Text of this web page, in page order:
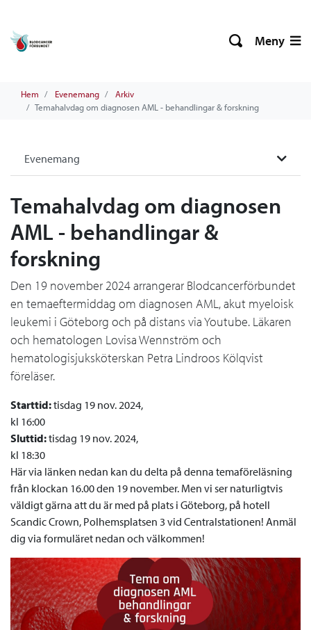
Meny
Hem Evenemang
Arkiv
Temahalvdag om diagnosen AML - behandlingar & forskning
Evenemang
Temahalvdag om diagnosen
AML - behandlingar &
forskning
Den 19 november 2024 arrangerar Blodcancerförbundet
en temaeftermiddag om diagnosen AML, akut myeloisk
leukemi i Göteborg och på distans via Youtube. Läkaren
och hematologen Lovisa Wennström och
hematologisjuksköterskan Petra Lindroos Kölqvist
föreläser.
Starttid:tisdag 19 nov. 2024,
kl 16:00
Sluttid:tisdag 19 nov. 2024,
kl 18:30
Här via länken nedan kan du delta på denna temaföreläsning
från klockan 16.00 den 19 november. Men vi ser naturligtvis
väldigt gärna att du är med på plats i Göteborg, på hotell
Scandic Crown, Polhemsplatsen 3 vid Centralstationen! Anmäl
dig via formuläret nedan och välkommen!